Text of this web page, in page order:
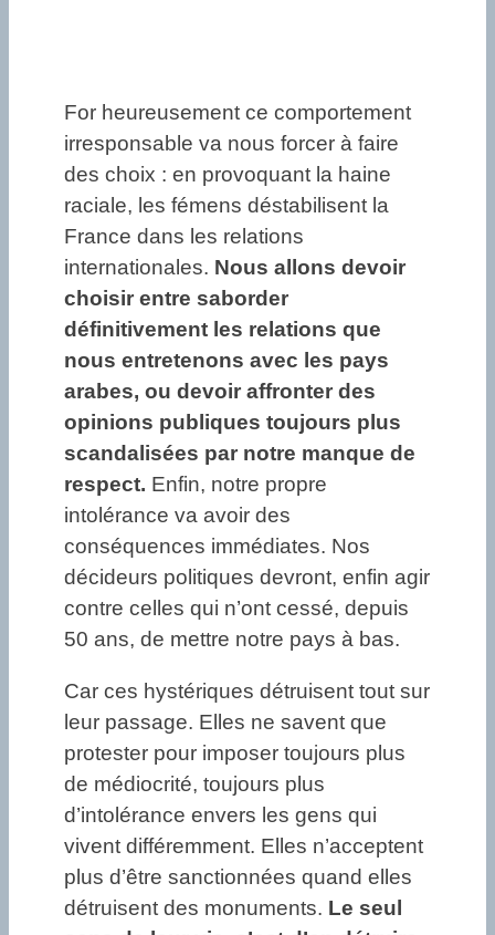
For heureusement ce comportement
irresponsable va nous forcer à faire
des choix : en provoquant la haine
raciale, les fémens déstabilisent la
France dans les relations
internationales. Nous allons devoir
choisir entre saborder
définitivement les relations que
nous entretenons avec les pays
arabes, ou devoir affronter des
opinions publiques toujours plus
scandalisées par notre manque de
respect. Enfin, notre propre
intolérance va avoir des
conséquences immédiates. Nos
décideurs politiques devront, enfin agir
contre celles qui n’ont cessé, depuis
50 ans, de mettre notre pays à bas.
Car ces hystériques détruisent tout sur
leur passage. Elles ne savent que
protester pour imposer toujours plus
de médiocrité, toujours plus
d’intolérance envers les gens qui
vivent différemment. Elles n’acceptent
plus d’être sanctionnées quand elles
détruisent des monuments. Le seul